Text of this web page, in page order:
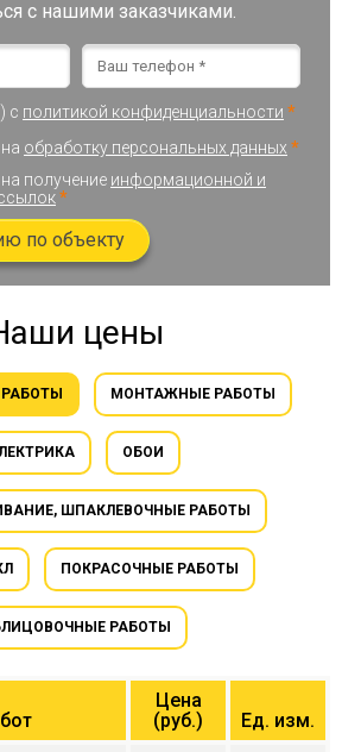
с нашими заказчиками.
с политикой конфиденциальности *
обработку персональных данных *
получение информационной и
*
по объекту
цены
МОНТАЖНЫЕ РАБОТЫ
ОБОИ
ШПАКЛЕВОЧНЫЕ РАБОТЫ
ПОКРАСОЧНЫЕ РАБОТЫ
РАБОТЫ
Цена
(руб.)
Ед. изм.